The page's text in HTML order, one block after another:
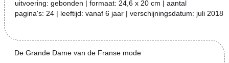
uitvoering: gebonden | formaat: 24,6 x 20 cm | aantal
pagina's: 24 | leeftijd: vanaf 6 jaar | verschijningsdatum: juli 2018
De Grande Dame van de Franse mode